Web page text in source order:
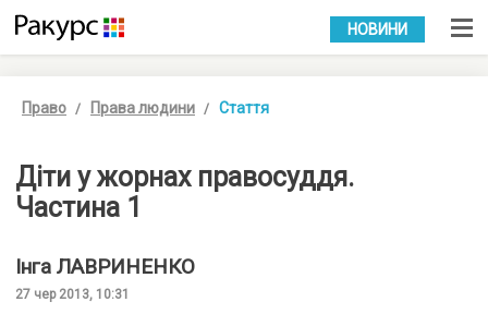
УКР РУС
НОВИНИ
Право Права людини Стаття
Діти у жорнах правосуддя.
Частина 1
Інга ЛАВРИНЕНКО
27 чер 2013, 10:31